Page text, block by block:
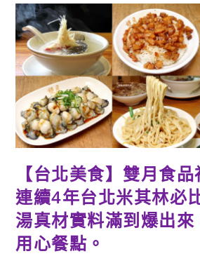
食】
晴
天
廚
房-
餐
點
全
新
升
級，
主
食
大
份
紅
藜
飯、
小
菜
&
湯
品
【台北美食】雙月食
連續4年台北米其林必
湯真材實料滿到爆出來
用心餐點。